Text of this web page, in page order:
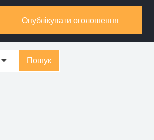
Опублікувати оголошення
0 Пошук